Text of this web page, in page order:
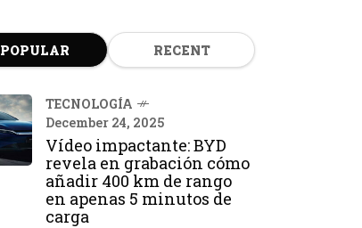
POPULAR RECENT
TECNOLOGÍA
December 24, 2025
Vídeo impactante: BYD
revela en grabación cómo
añadir 400 km de rango
en apenas 5 minutos de
carga